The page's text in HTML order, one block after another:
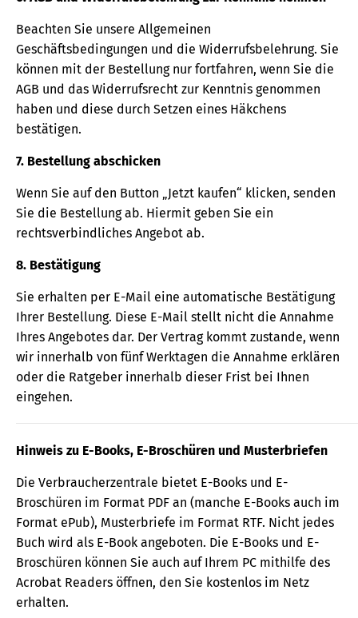
Beachten Sie unsere Allgemeinen
Geschäftsbedingungen und die Widerrufsbelehrung. Sie
können mit der Bestellung nur fortfahren, wenn Sie die
AGB und das Widerrufsrecht zur Kenntnis genommen
haben und diese durch Setzen eines Häkchens
bestätigen.
7. Bestellung abschicken
Wenn Sie auf den Button „Jetzt kaufen“ klicken, senden
Sie die Bestellung ab. Hiermit geben Sie ein
rechtsverbindliches Angebot ab.
8. Bestätigung
Sie erhalten per E-Mail eine automatische Bestätigung
Ihrer Bestellung. Diese E-Mail stellt nicht die Annahme
Ihres Angebotes dar. Der Vertrag kommt zustande, wenn
wir innerhalb von fünf Werktagen die Annahme erklären
oder die Ratgeber innerhalb dieser Frist bei Ihnen
eingehen.
Hinweis zu E-Books, E-Broschüren und Musterbriefen
Die Verbraucherzentrale bietet E-Books und E-
Broschüren im Format PDF an (manche E-Books auch im
Format ePub), Musterbriefe im Format RTF. Nicht jedes
Buch wird als E-Book angeboten. Die E-Books und E-
Broschüren können Sie auch auf Ihrem PC mithilfe des
Acrobat Readers öffnen, den Sie kostenlos im Netz
erhalten.